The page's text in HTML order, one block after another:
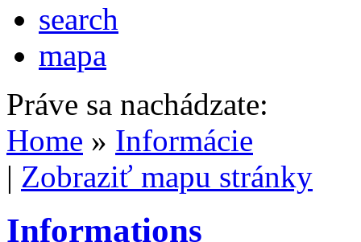
search
mapa
Práve sa nachádzate:
Home » Informácie
| Zobraziť mapu stránky
Informations